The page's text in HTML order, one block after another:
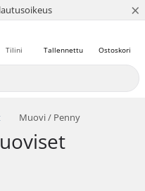
×
Ostoskori
Tallennettu
Tilini
Muovi / Penny